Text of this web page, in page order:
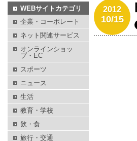
2012
10/15
WEBサイトカテゴリ
企業・コーポレート
ネット関連サービス
オンラインショッ
プ・EC
スポーツ
ニュース
生活
教育・学校
飲・食
旅行・交通